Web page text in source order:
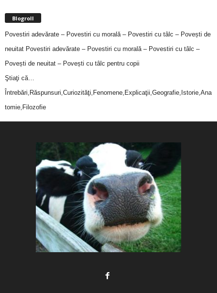
Blogroll
Povestiri adevărate – Povestiri cu morală – Povestiri cu tâlc – Povești de
neuitat Povestiri adevărate – Povestiri cu morală – Povestiri cu tâlc –
Povești de neuitat – Povești cu tâlc pentru copii
Ştiaţi că…
Întrebări,Răspunsuri,Curiozităţi,Fenomene,Explicaţii,Geografie,Istorie,Ana
tomie,Filozofie